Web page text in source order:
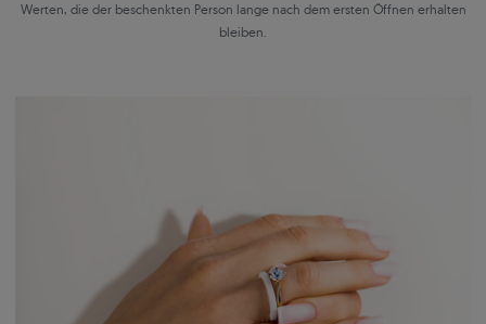
Werten, die der beschenkten Person lange nach dem ersten Öffnen erhalten
bleiben.